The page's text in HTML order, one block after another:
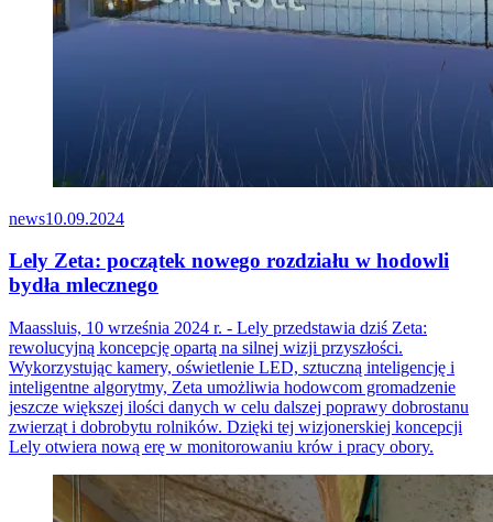
news10.09.2024
Lely Zeta: początek nowego rozdziału w hodowli
bydła mlecznego
Maassluis, 10 września 2024 r. - Lely przedstawia dziś Zeta:
rewolucyjną koncepcję opartą na silnej wizji przyszłości.
Wykorzystując kamery, oświetlenie LED, sztuczną inteligencję i
inteligentne algorytmy, Zeta umożliwia hodowcom gromadzenie
jeszcze większej ilości danych w celu dalszej poprawy dobrostanu
zwierząt i dobrobytu rolników. Dzięki tej wizjonerskiej koncepcji
Lely otwiera nową erę w monitorowaniu krów i pracy obory.